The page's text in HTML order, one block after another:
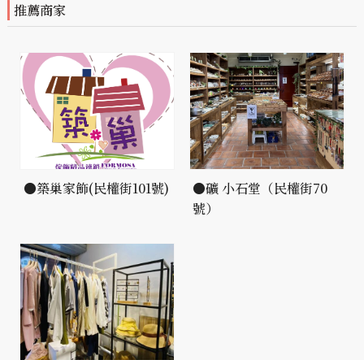
推薦商家
●築巢家飾(民權街101號)
●礦 小石堂（民權街70
號）